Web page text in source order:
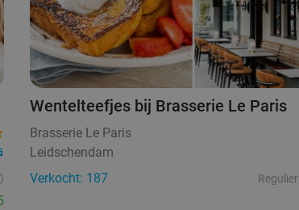
Wentelteefjes bij Brasserie Le Paris
Brasserie Le Paris
Leidschendam
Verkocht: 187
Regulier